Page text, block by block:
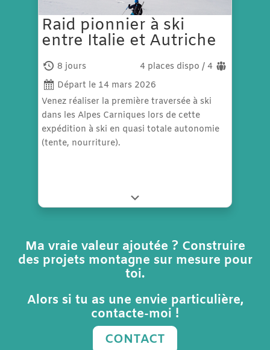
Raid pionnier à ski
entre Italie et Autriche
8 jours
4 places dispo / 4
Départ le 14 mars 2026
Venez réaliser la première traversée à ski
dans les Alpes Carniques lors de cette
expédition à ski en quasi totale autonomie
(tente, nourriture).
Ma vraie valeur ajoutée ? Construire
des projets montagne sur mesure pour
toi.
Alors si tu as une envie particulière,
contacte-moi !
CONTACT